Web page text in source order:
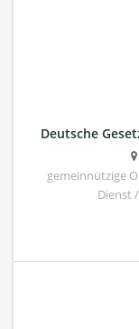
Deutsche
gemeinnützige
Dienst